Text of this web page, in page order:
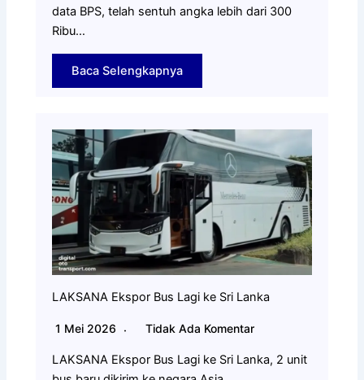
data BPS, telah sentuh angka lebih dari 300
Ribu…
Baca Selengkapnya
LAKSANA Ekspor Bus Lagi ke Sri Lanka
1 Mei 2026 Tidak Ada Komentar
LAKSANA Ekspor Bus Lagi ke Sri Lanka, 2 unit